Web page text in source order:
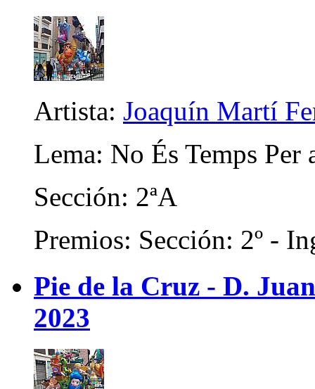
Artista: Joaquín Martí
Lema: No És Temps Per
Sección: 2ªA
Premios: Sección: 2º -
Pie de la Cruz - D.
2023